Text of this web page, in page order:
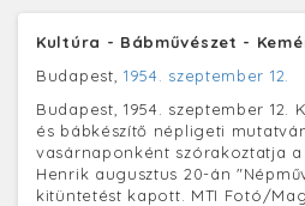
Kultúra - Bábművészet -
Budapest, 1954. szeptember 12.
Budapest, 1954. szeptember 12.
és bábkészítő népligeti
vasárnaponként szórakoztatja
Henrik augusztus 20-án
kitüntetést kapott. MTI Fotó/